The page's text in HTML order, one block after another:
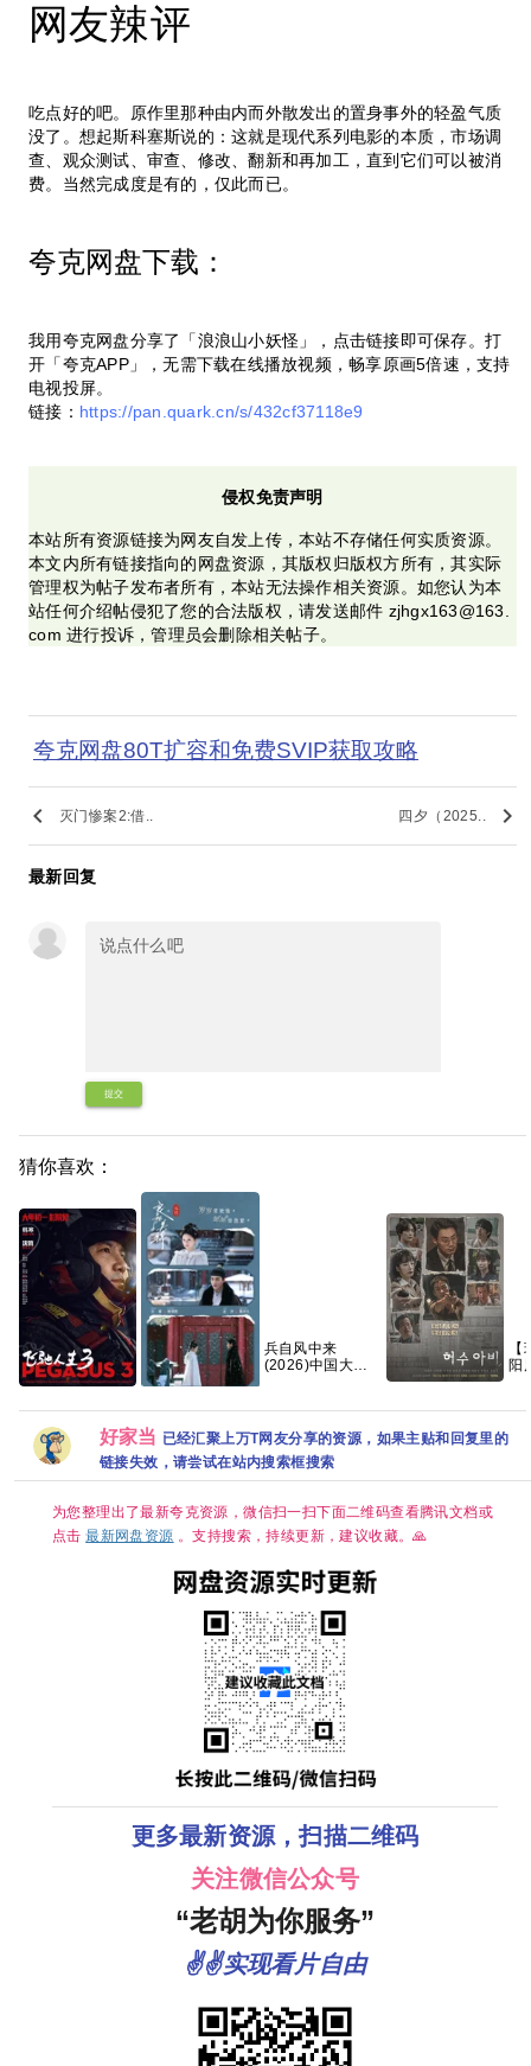
网友辣评
吃点好的吧。原作里那种由内而外散发出的置身事外的轻盈气质
没了。想起斯科塞斯说的：这就是现代系列电影的本质，市场调
查、观众测试、审查、修改、翻新和再加工，直到它们可以被消
费。当然完成度是有的，仅此而已。
夸克网盘下载：
我用夸克网盘分享了「浪浪山小妖怪」，点击链接即可保存。打
开「夸克APP」，无需下载在线播放视频，畅享原画5倍速，支持
电视投屏。
链接： https://pan.quark.cn/s/432cf37118e9
侵权免责声明
本站所有资源链接为网友自发上传，本站不存储任何实质资源。
本文内所有链接指向的网盘资源，其版权归版权方所有，其实际
管理权为帖子发布者所有，本站无法操作相关资源。如您认为本
站任何介绍帖侵犯了您的合法版权，请发送邮件 zjhgx163@163.
com 进行投诉，管理员会删除相关帖子。
夸克网盘80T扩容和免费SVIP获取攻略
keyboard_arrow_left 灭门惨案2:借.. 四夕（2025.. keyboard_arrow_right
最新回复
提交
猜你喜欢：
尹正 黄景瑜 张本
煜 魏翔 沙溢 范丞
丞 孙艺洲2026/剧
情/喜剧/运动/4K
电影 夸克
装 任敏 此沙 董思
成 已更最新 夸克
兵自风中来
(2026)中国大陆·
剧]
[1080P.WEB.DL.
韩语中字][4GB集]
阳
中/
好家当 已经汇聚上万T网友分享的资源，如果主贴和回复里的
链接失效，请尝试在站内搜索框搜索
为您整理出了最新夸克资源，微信扫一扫下面二维码查看腾讯文档或
点击最新网盘资源 。支持搜索，持续更新，建议收藏。🙏
更多最新资源，扫描二维码
关注微信公众号
“老胡为你服务”
✌✌实现看片自由